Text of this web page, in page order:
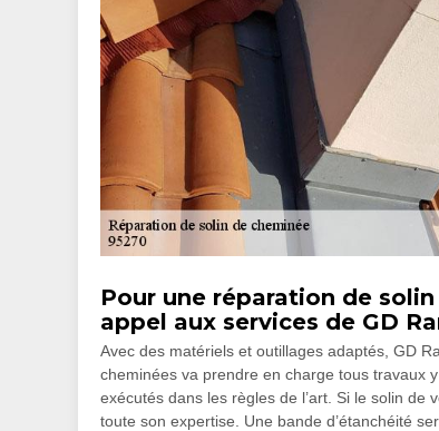
Pour une réparation de
appel aux services de GD
Avec des matériels et outillages adaptés, GD
cheminées va prendre en charge tous travaux
exécutés dans les règles de l’art. Si le solin
toute son expertise. Une bande d’étanchéité